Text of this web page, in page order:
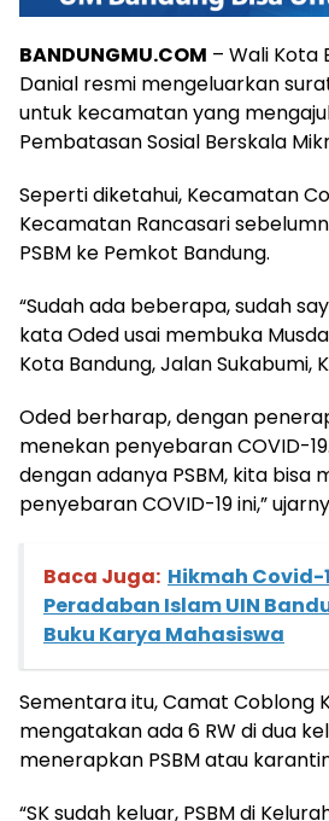
BANDUNGMU.COM – Wali Kota
Danial resmi mengeluarkan
untuk kecamatan yang
Pembatasan Sosial Berskala
Seperti diketahui, Kecamatan
Kecamatan Rancasari
PSBM ke Pemkot Bandung.
“Sudah ada beberapa, sudah
kata Oded usai membuka Musda
Kota Bandung, Jalan Sukabumi,
Oded berharap, dengan
menekan penyebaran COVID-
dengan adanya PSBM, kita bisa
penyebaran COVID-19 ini,”
Baca Juga: Hikmah Covid-
Peradaban Islam UIN
Buku Karya Mahasiswa
Sementara itu, Camat Coblong
mengatakan ada 6 RW di dua
menerapkan PSBM atau
“SK sudah keluar, PSBM di